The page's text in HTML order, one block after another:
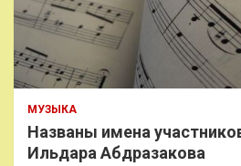
МУЗЫКА
Названы имена
Ильдара Абдразакова